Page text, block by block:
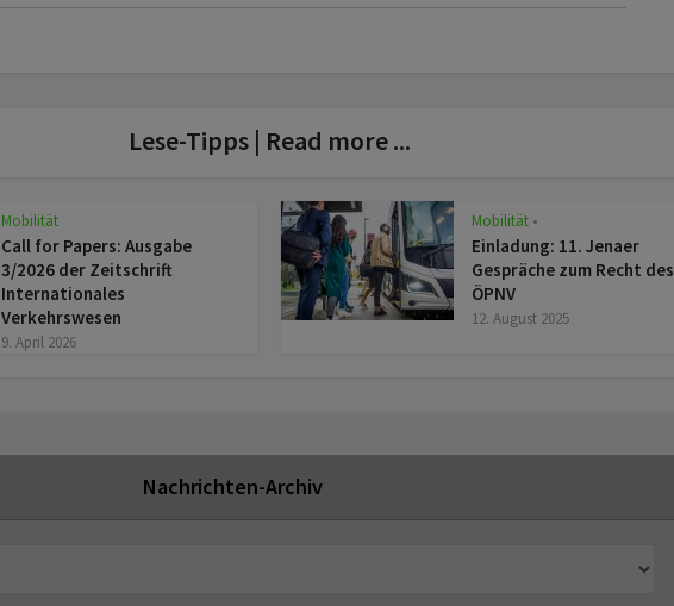
Lese-Tipps | Read more ...
Mobilität
Call for Papers: Ausgabe
3/2026 der Zeitschrift
Internationales
Verkehrswesen
9. April 2026
Mobilität •
Einladung: 11. Jenaer
Gespräche zum Recht des
ÖPNV
12. August 2025
Nachrichten-Archiv